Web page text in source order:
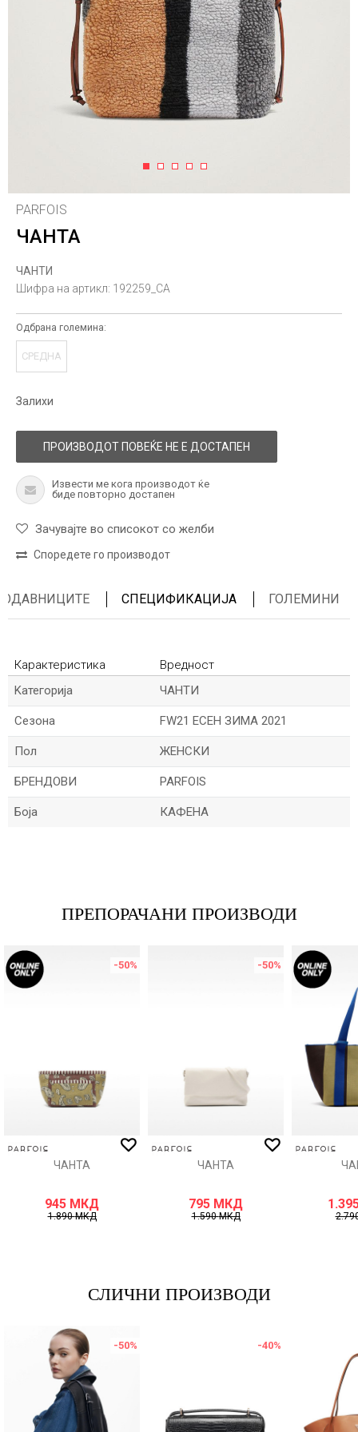
1 2 3 4 5
PARFOIS
ЧАНТА
ЧАНТИ
Шифра на артикл: 192259_CA
Одбрана големина:
СРЕДНА
Залихи
ПРОИЗВОДОТ ПОВЕЌЕ НЕ Е ДОСТАПЕН
Извести ме кога производот ќе
биде повторно достапен
Зачувајте во списокот со желби
Споредете го производот
СПЕЦИФИКАЦИЈА ГОЛЕМИНИ
Карактеристика
Вредност
Kатегорија
ЧАНТИ
Сезона FW21 ЕСЕН ЗИМА 2021
Пол ЖЕНСКИ
БРЕНДОВИ PARFOIS
Боја КАФЕНА
ПРЕПОРАЧАНИ ПРОИЗВОДИ
-50%
ЧАНТА
945 МКД
1.890МКД
-50%
ЧАНТА
795 МКД
1.590МКД
СЛИЧНИ ПРОИЗВОДИ
-50% -40%